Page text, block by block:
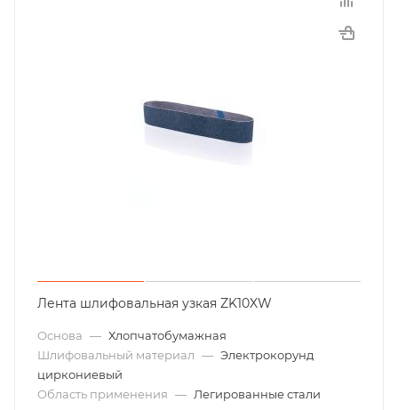
Лента шлифовальная узкая ZK10XW
Основа — Хлопчатобумажная
Шлифовальный материал — Электрокорунд
циркониевый
Область применения — Легированные стали